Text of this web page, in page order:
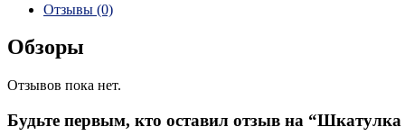
Отзывы (0)
Обзоры
Отзывов пока нет.
Будьте первым, кто оставил отзыв на “Шкатулка